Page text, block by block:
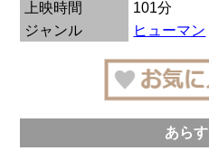
上映時間
101分
ジャンル
ヒューマン
あら